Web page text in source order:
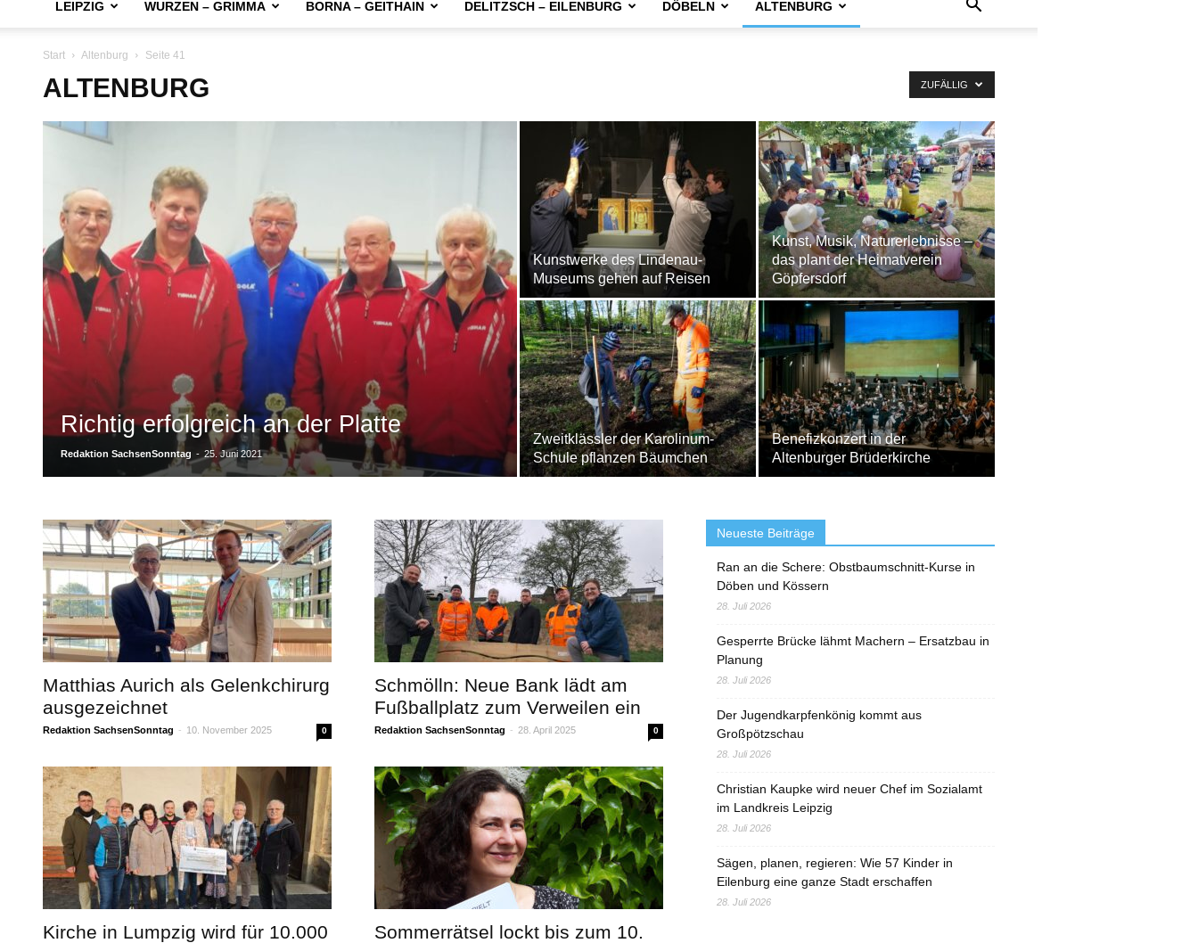
LEIPZIG WURZEN – GRIMMA BORNA – GEITHAIN DELITZSCH – EILENBURG DÖBELN ALTENBURG
Start Altenburg Seite 41
ALTENBURG ZUFÄLLIG
Richtig erfolgreich an der Platte
Redaktion SachsenSonntag - 25. Juni 2021
Kunstwerke des Lindenau-
Museums gehen auf Reisen
Kunst, Musik, Naturerlebnisse –
das plant der Heimatverein
Göpfersdorf
Zweitklässler der Karolinum-
Schule pflanzen Bäumchen
Benefizkonzert in der
Altenburger Brüderkirche
Matthias Aurich als Gelenkchirurg
ausgezeichnet
Redaktion SachsenSonntag - 10. November 2025 0
Schmölln: Neue Bank lädt am
Fußballplatz zum Verweilen ein
Redaktion SachsenSonntag - 28. April 2025 0
Kirche in Lumpzig wird für 10.000
Sommerrätsel lockt bis zum 10.
Neueste Beiträge
Ran an die Schere: Obstbaumschnitt-Kurse in
Döben und Kössern
28. Juli 2026
Gesperrte Brücke lähmt Machern – Ersatzbau in
Planung
28. Juli 2026
Der Jugendkarpfenkönig kommt aus
Großpötzschau
28. Juli 2026
Christian Kaupke wird neuer Chef im Sozialamt
im Landkreis Leipzig
28. Juli 2026
Sägen, planen, regieren: Wie 57 Kinder in
Eilenburg eine ganze Stadt erschaffen
28. Juli 2026